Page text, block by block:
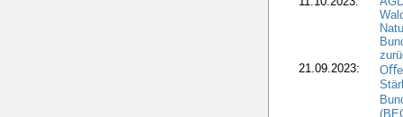
21.09.2023: